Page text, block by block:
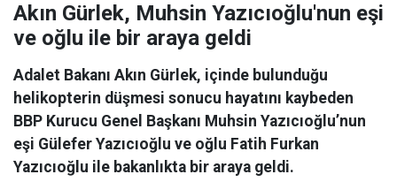
Akın Gürlek, Muhsin Yazıcıoğlu'nun eşi
ve oğlu ile bir araya geldi
Adalet Bakanı Akın Gürlek, içinde bulunduğu
helikopterin düşmesi sonucu hayatını kaybeden
BBP Kurucu Genel Başkanı Muhsin Yazıcıoğlu’nun
eşi Gülefer Yazıcıoğlu ve oğlu Fatih Furkan
Yazıcıoğlu ile bakanlıkta bir araya geldi.